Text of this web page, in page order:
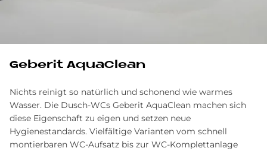
Ge­be­rit AquaClean
Nichts reinigt so natürlich und schonend wie warmes
Wasser. Die Dusch-WCs Geberit AquaClean machen sich
diese Eigenschaft zu eigen und setzen neue
Hygienestandards. Vielfältige Varianten vom schnell
montierbaren WC-Aufsatz bis zur WC-Komplettanlage